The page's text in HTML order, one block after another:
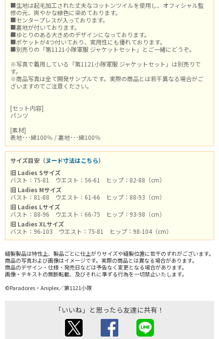
■生地は起毛加工された丈夫なコットンツイルを使用し、オフィシャル監
修の元、爽やかな緑色に染めております。
■センタープレスが入っております。
■裏地が付いております。
■ゆとりのある大きめのデザインになっております。
■ポケットが4つ付いており、実用性にも優れております。
■別売りの「第1121小隊軍服 ジャケットセット」とご一緒にどうぞ。
※写真で着用している「第1121小隊軍服 ジャケットセット」は別売りで
す。
※商品写真は全て開発サンプルです。実際の商品とは若干異なる場合がご
ざいますのでご注意ください。
[セット内容]
パンツ
[素材]
表地･･･綿100％ / 裏地･･･綿100％
サイズ目安（ヌード寸法はこちら）
旧 Ladies Sサイズ
バスト：75-81 ウエスト：56-61 ヒップ：82-88（cm）
旧 Ladies Mサイズ
バスト：81-88 ウエスト：61-66 ヒップ：88-93（cm）
旧 Ladies Lサイズ
バスト：88-96 ウエスト：66-75 ヒップ：93-98（cm）
旧 Ladies XLサイズ
バスト：96-103 ウエスト：75-81 ヒップ：98-104（cm）
縫製製品は特性上、製品ごとに仕上がりサイズや縫製位置に若干のずれがございます。
商品の写真および画像はイメージです。実際の商品とは異なる場合があります。
商品のデザイン・仕様・発売日などは予告なく変更となる場合があります。
画像・テキストの無断転載、及びそれに準ずる行為を一切禁止いたします。
©Paradores・Aniplex／第1121小隊
「いいね」と思ったら友達に共有！